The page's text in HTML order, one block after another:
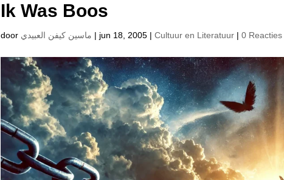
Ik Was Boos
door ماسين كيفن العبيدي | jun 18, 2005| Cultuur en Literatuur| 0 Reacties